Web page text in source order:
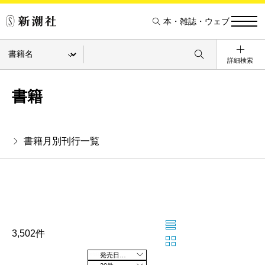
本・雑誌・ウェブ
詳細検索
書籍
書籍月別刊行一覧
3,502件